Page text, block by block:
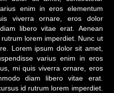
enim in eros elementum
viverra ornare, eros dolor
libero vitae erat. Aenean
lorem imperdiet. Nunc ut
Lorem ipsum dolor sit amet,
varius enim in eros
mi quis viverra ornare, eros
diam libero vitae erat.
id rutrum lorem imperdiet.